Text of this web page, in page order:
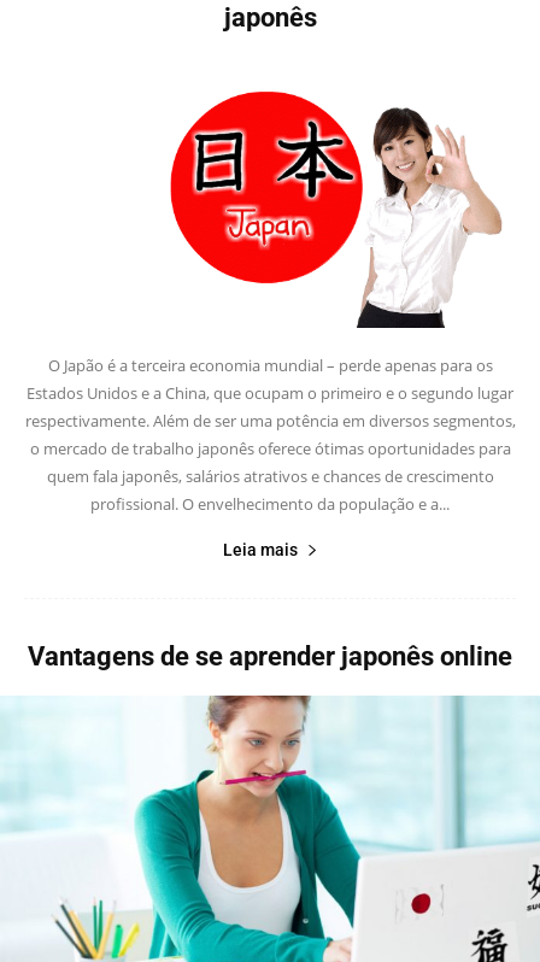
japonês
O Japão é a terceira economia mundial – perde apenas para os
Estados Unidos e a China, que ocupam o primeiro e o segundo lugar
respectivamente. Além de ser uma potência em diversos segmentos,
o mercado de trabalho japonês oferece ótimas oportunidades para
quem fala japonês, salários atrativos e chances de crescimento
profissional. O envelhecimento da população e a...
Leia mais
Vantagens de se aprender japonês online